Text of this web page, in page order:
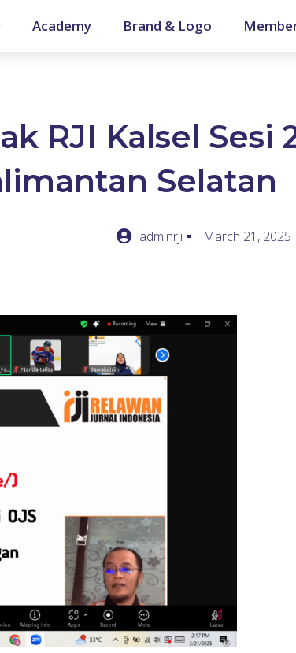
Academy Brand & Logo
RJI Kalsel Sesi
Selatan
adminrji March 21, 2025